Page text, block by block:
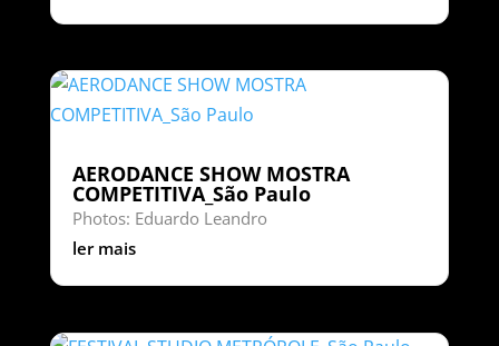
AERODANCE SHOW MOSTRA
COMPETITIVA_São Paulo
Photos: Eduardo Leandro
ler mais